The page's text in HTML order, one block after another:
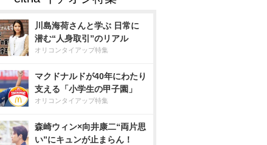
川島海荷さんと学ぶ 日常に
潜む“人身取引”のリアル
オリコンタイアップ特集
マクドナルドが40年にわたり
支える「小学生の甲子園」
オリコンタイアップ特集
森崎ウィン×向井康二“両片思
い”にキュンが止まらん！